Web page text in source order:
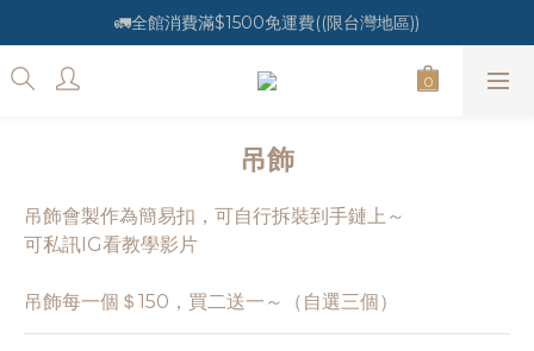
🚛全館消費滿$1500免運費((限台灣地區))
吊飾
吊飾會製作為簡易扣，可自行拆裝到手鏈上～
可私訊IG看教學影片
吊飾每一個＄150，買二送一～（自選三個）